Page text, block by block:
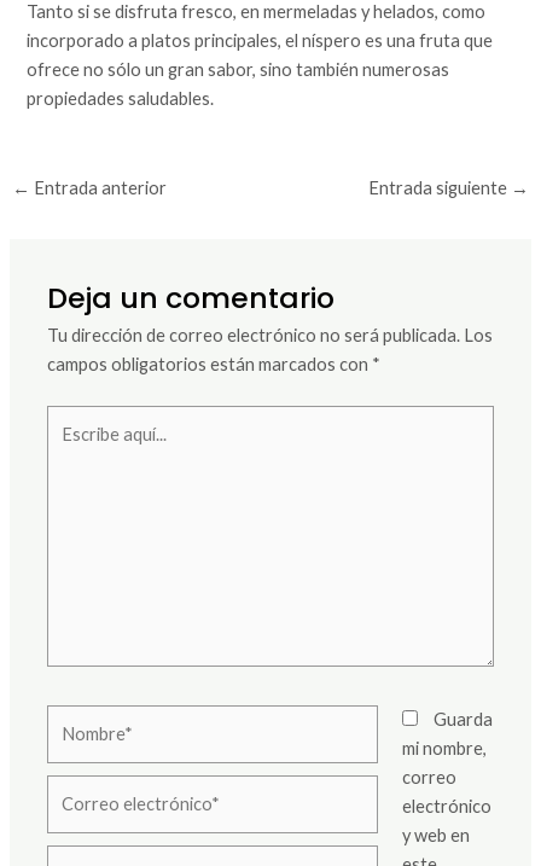
Tanto si se disfruta fresco, en mermeladas y helados, como
incorporado a platos principales, el níspero es una fruta que
ofrece no sólo un gran sabor, sino también numerosas
propiedades saludables.
← Entrada anterior Entrada siguiente →
Deja un comentario
Tu dirección de correo electrónico no será publicada. Los
campos obligatorios están marcados con *
aquí...
electrónico*
Guarda
mi nombre,
correo
electrónico
y web en